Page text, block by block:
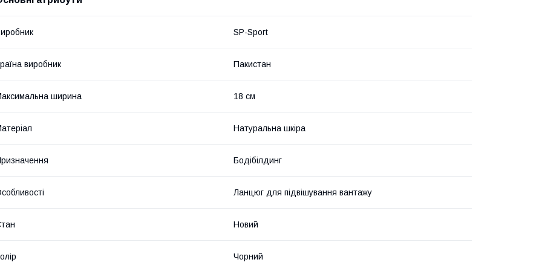
SP-Sport
виробник Пакистан
ширина 18 см
Натуральна шкіра
Бодібілдинг
Ланцюг для підвішування вантажу
Новий
Чорний